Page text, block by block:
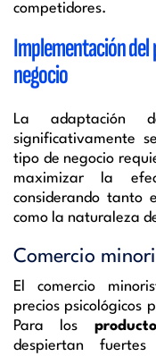
competidores.
Implementación
negocio
La adaptación
significativamente
tipo de negocio
maximizar la
considerando tanto
como la naturaleza
Comercio
El comercio
precios psicológicos
Para los
despiertan fuertes